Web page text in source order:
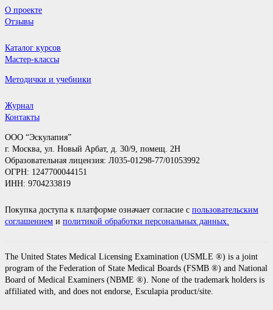
О проекте
Отзывы
Каталог курсов
Мастер-классы
Методички и учебники
Журнал
Контакты
ООО “Эскулапия”
г. Москва, ул. Новый Арбат, д. 30/9, помещ. 2H
Образовательная лицензия: Л035-01298-77/01053992
ОГРН: 1247700044151
ИНН: 9704233819
Покупка доступа к платформе означает согласие с пользовательским
соглашением и политикой обработки персональных данных.
The United States Medical Licensing Examination (USMLE ®) is a joint
program of the Federation of State Medical Boards (FSMB ®) and National
Board of Medical Examiners (NBME ®). None of the trademark holders is
affiliated with, and does not endorse, Esculapia product/site.